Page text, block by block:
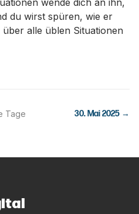
wende dich an ihn,
du wirst spüren, wie er
alle üblen Situationen
Tage 30. Mai 2025 →